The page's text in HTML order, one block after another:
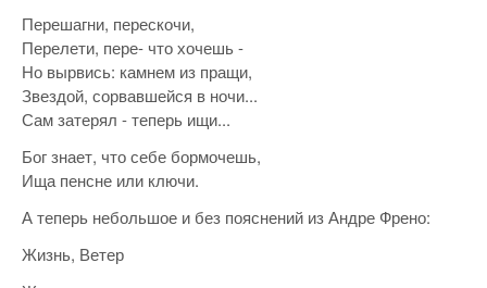
Перешагни, перескочи,
Перелети, пере- что хочешь -
Но вырвись: камнем из пращи,
Звездой, сорвавшейся в ночи...
Сам затерял - теперь ищи...
Бог знает, что себе бормочешь,
Ища пенсне или ключи.
А теперь небольшое и без пояснений из Андре Френо:
Жизнь, Ветер